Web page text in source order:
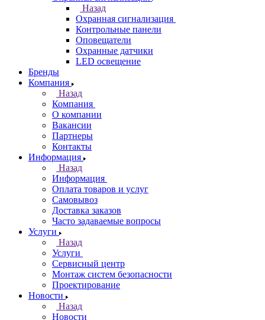
Назад
Охранная сигнализация
Контрольные панели
Оповещатели
Охранные датчики
LED освещение
Бренды
Компания
Назад
Компания
О компании
Вакансии
Партнеры
Контакты
Информация
Назад
Информация
Оплата товаров и услуг
Самовывоз
Доставка заказов
Часто задаваемые вопросы
Услуги
Назад
Услуги
Сервисный центр
Монтаж систем безопасности
Проектирование
Новости
Назад
Новости